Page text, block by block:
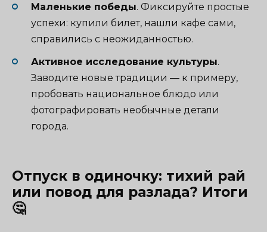
Маленькие победы. Фиксируйте простые
успехи: купили билет, нашли кафе сами,
справились с неожиданностью.
Активное исследование культуры.
Заводите новые традиции — к примеру,
пробовать национальное блюдо или
фотографировать необычные детали
города.
Отпуск в одиночку: тихий рай
или повод для разлада? Итоги
🤔